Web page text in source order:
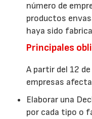
número de
productos
haya sido
Principales
A partir del 12
empresas
Elaborar una
por cada tipo o